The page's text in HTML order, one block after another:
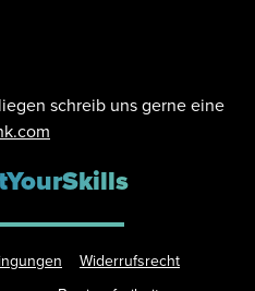
schreib uns gerne eine
Widerrufsrecht